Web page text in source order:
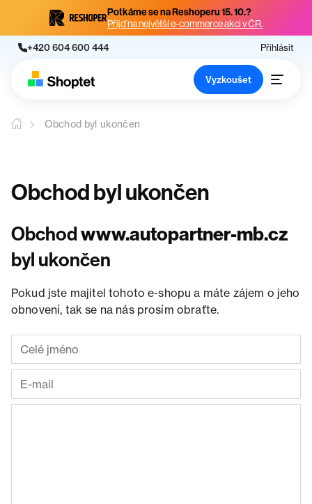
Potkáme se na Reshoperu 15. 10.?
Přijď na největší e-commerce akci v ČR.
+420 604 600 444 Přihlásit
Vyzkoušet
Obchod byl ukončen
Obchod byl ukončen
Obchodwww.autopartner-mb.cz
byl ukončen
Pokud jste majitel tohoto e-shopu a máte zájem o jeho
obnovení, tak se na nás prosím obraťte.